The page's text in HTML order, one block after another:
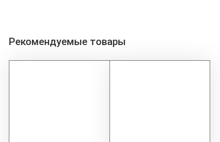
Рекомендуемые товары